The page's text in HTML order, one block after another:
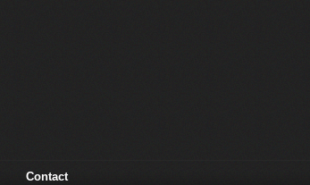
Contact